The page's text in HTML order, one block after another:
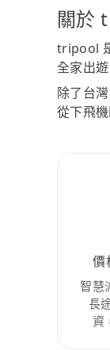
關於
tripool
全家出
除了台
從下飛
價
智慧
長
資